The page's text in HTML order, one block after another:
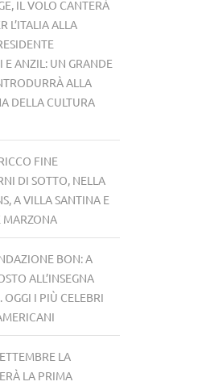
IL VOLO CANTERÀ
L’ITALIA ALLA
E ANZIL: UN GRANDE
ALLA
DELLA CULTURA
FINE
DI SOTTO, NELLA
A VILLA SANTINA E
MARZONA
BON: A
ALL’INSEGNA
OGGI I PIÙ CELEBRI
LA
LA PRIMA